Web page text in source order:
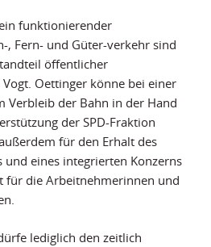
funktionierender
, Fern- und Güter-verkehr sind
öffentlicher
Vogt. Oettinger könne bei einer
Verbleib der Bahn in der Hand
der SPD-Fraktion
für den Erhalt des
eines integrierten Konzerns
für die Arbeitnehmerinnen und
lediglich den zeitlich